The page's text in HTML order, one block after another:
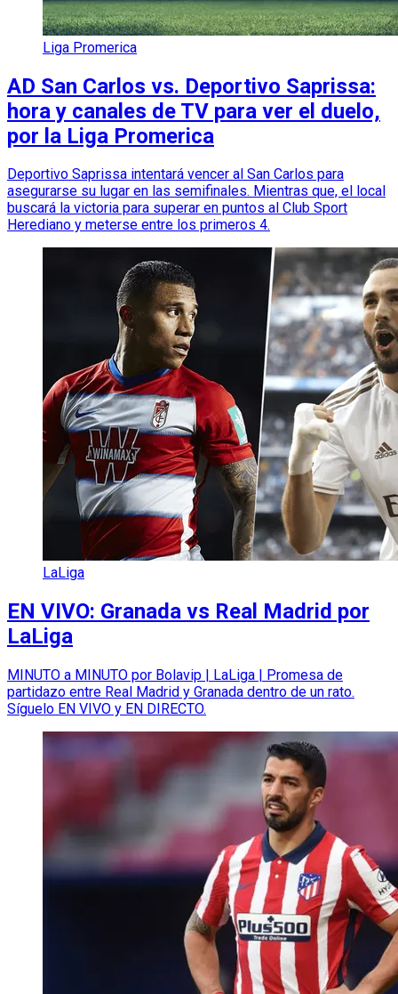
Liga Promerica
AD San Carlos vs. Deportivo Saprissa:
hora y canales de TV para ver el duelo,
por la Liga Promerica
Deportivo Saprissa intentará vencer al San Carlos para
asegurarse su lugar en las semifinales. Mientras que, el local
buscará la victoria para superar en puntos al Club Sport
Herediano y meterse entre los primeros 4.
LaLiga
EN VIVO: Granada vs Real Madrid por
LaLiga
MINUTO a MINUTO por Bolavip | LaLiga | Promesa de
partidazo entre Real Madrid y Granada dentro de un rato.
Síguelo EN VIVO y EN DIRECTO.